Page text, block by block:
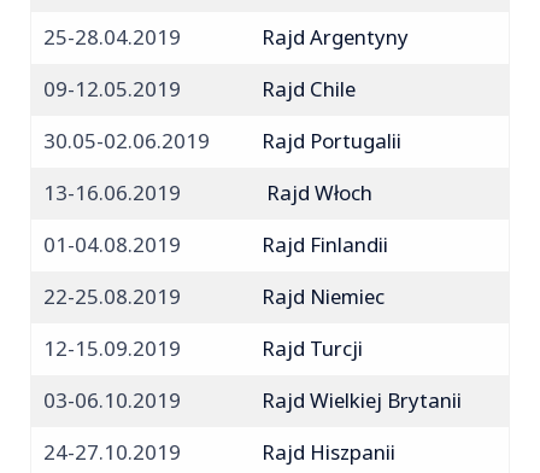
25-28.04.2019
Rajd Argentyny
09-12.05.2019
Rajd Chile
30.05-02.06.2019
Rajd Portugalii
13-16.06.2019
Rajd Włoch
01-04.08.2019
Rajd Finlandii
22-25.08.2019
Rajd Niemiec
12-15.09.2019
Rajd Turcji
03-06.10.2019
Rajd Wielkiej Brytanii
24-27.10.2019
Rajd Hiszpanii